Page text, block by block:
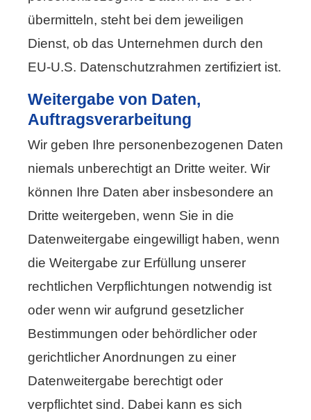
übermitteln, steht bei dem jeweiligen
Dienst, ob das Unternehmen durch den
EU-U.S. Datenschutzrahmen zertifiziert ist.
Weitergabe von Daten,
Auftragsverarbeitung
Wir geben Ihre personenbezogenen Daten
niemals unberechtigt an Dritte weiter. Wir
können Ihre Daten aber insbesondere an
Dritte weitergeben, wenn Sie in die
Datenweitergabe eingewilligt haben, wenn
die Weitergabe zur Erfüllung unserer
rechtlichen Verpflichtungen notwendig ist
oder wenn wir aufgrund gesetzlicher
Bestimmungen oder behördlicher oder
gerichtlicher Anordnungen zu einer
Datenweitergabe berechtigt oder
verpflichtet sind. Dabei kann es sich